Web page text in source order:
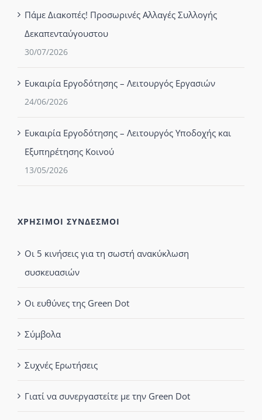
Πάμε Διακοπές! Προσωρινές Αλλαγές Συλλογής
Δεκαπενταύγουστου
30/07/2026
Ευκαιρία Εργοδότησης – Λειτουργός Εργασιών
24/06/2026
Ευκαιρία Εργοδότησης – Λειτουργός Υποδοχής και
Εξυπηρέτησης Κοινού
13/05/2026
ΧΡΗΣΙΜΟΙ ΣΥΝΔΕΣΜΟΙ
Οι 5 κινήσεις για τη σωστή ανακύκλωση
συσκευασιών
Οι ευθύνες της Green Dot
Σύμβολα
Συχνές Ερωτήσεις
Γιατί να συνεργαστείτε με την Green Dot